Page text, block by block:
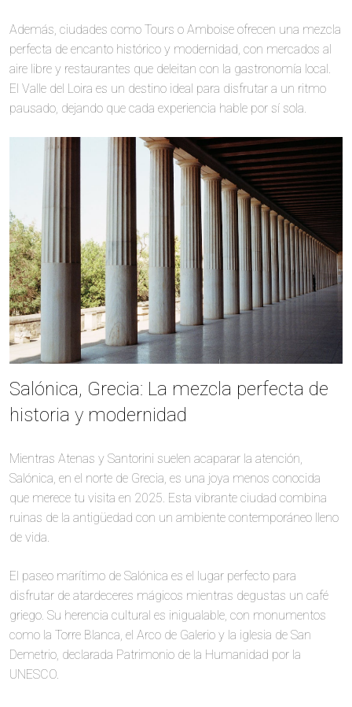
Además, ciudades como Tours o Amboise ofrecen una mezcla
perfecta de encanto histórico y modernidad, con mercados al
aire libre y restaurantes que deleitan con la gastronomía local.
El Valle del Loira es un destino ideal para disfrutar a un ritmo
pausado, dejando que cada experiencia hable por sí sola.
Salónica, Grecia: La mezcla perfecta de
historia y modernidad
Mientras Atenas y Santorini suelen acaparar la atención,
Salónica, en el norte de Grecia, es una joya menos conocida
que merece tu visita en 2025. Esta vibrante ciudad combina
ruinas de la antigüedad con un ambiente contemporáneo lleno
de vida.
El paseo marítimo de Salónica es el lugar perfecto para
disfrutar de atardeceres mágicos mientras degustas un café
griego. Su herencia cultural es inigualable, con monumentos
como la Torre Blanca, el Arco de Galerio y la iglesia de San
Demetrio, declarada Patrimonio de la Humanidad por la
UNESCO.